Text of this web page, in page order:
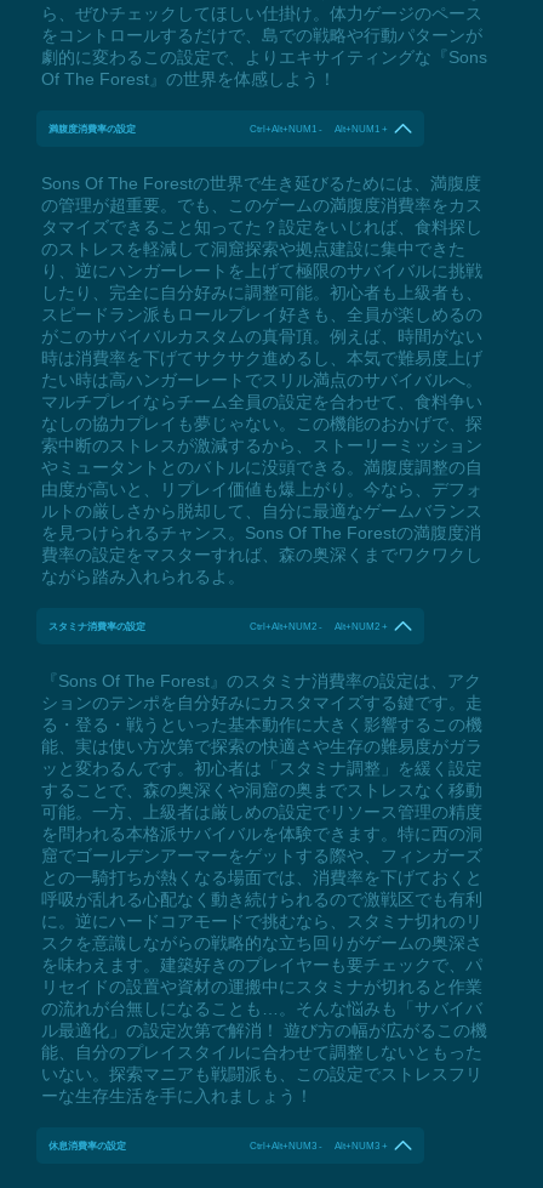
ら、ぜひチェックしてほしい仕掛け。体力ゲージのペース
をコントロールするだけで、島での戦略や行動パターンが
劇的に変わるこの設定で、よりエキサイティングな『Sons
Of The Forest』の世界を体感しよう！
満腹度消費率の設定 Ctrl+Alt+NUM1 - Alt+NUM1 +
Sons Of The Forestの世界で生き延びるためには、満腹度
の管理が超重要。でも、このゲームの満腹度消費率をカス
タマイズできること知ってた？設定をいじれば、食料探し
のストレスを軽減して洞窟探索や拠点建設に集中できた
り、逆にハンガーレートを上げて極限のサバイバルに挑戦
したり、完全に自分好みに調整可能。初心者も上級者も、
スピードラン派もロールプレイ好きも、全員が楽しめるの
がこのサバイバルカスタムの真骨頂。例えば、時間がない
時は消費率を下げてサクサク進めるし、本気で難易度上げ
たい時は高ハンガーレートでスリル満点のサバイバルへ。
マルチプレイならチーム全員の設定を合わせて、食料争い
なしの協力プレイも夢じゃない。この機能のおかげで、探
索中断のストレスが激減するから、ストーリーミッション
やミュータントとのバトルに没頭できる。満腹度調整の自
由度が高いと、リプレイ価値も爆上がり。今なら、デフォ
ルトの厳しさから脱却して、自分に最適なゲームバランス
を見つけられるチャンス。Sons Of The Forestの満腹度消
費率の設定をマスターすれば、森の奥深くまでワクワクし
ながら踏み入れられるよ。
スタミナ消費率の設定 Ctrl+Alt+NUM2 - Alt+NUM2 +
『Sons Of The Forest』のスタミナ消費率の設定は、アク
ションのテンポを自分好みにカスタマイズする鍵です。走
る・登る・戦うといった基本動作に大きく影響するこの機
能、実は使い方次第で探索の快適さや生存の難易度がガラ
ッと変わるんです。初心者は「スタミナ調整」を緩く設定
することで、森の奥深くや洞窟の奥までストレスなく移動
可能。一方、上級者は厳しめの設定でリソース管理の精度
を問われる本格派サバイバルを体験できます。特に西の洞
窟でゴールデンアーマーをゲットする際や、フィンガーズ
との一騎打ちが熱くなる場面では、消費率を下げておくと
呼吸が乱れる心配なく動き続けられるので激戦区でも有利
に。逆にハードコアモードで挑むなら、スタミナ切れのリ
スクを意識しながらの戦略的な立ち回りがゲームの奥深さ
を味わえます。建築好きのプレイヤーも要チェックで、パ
リセイドの設置や資材の運搬中にスタミナが切れると作業
の流れが台無しになることも…。そんな悩みも「サバイバ
ル最適化」の設定次第で解消！ 遊び方の幅が広がるこの機
能、自分のプレイスタイルに合わせて調整しないともった
いない。探索マニアも戦闘派も、この設定でストレスフリ
ーな生存生活を手に入れましょう！
休息消費率の設定 Ctrl+Alt+NUM3 - Alt+NUM3 +